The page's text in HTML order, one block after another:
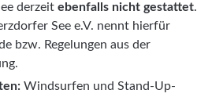
derzeit ebenfalls nicht gestattet.
See e.V. nennt hierfür
bzw. Regelungen aus der
Windsurfen und Stand-Up-